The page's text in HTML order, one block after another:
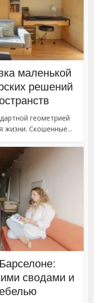
маленькой
решений
геометрией
жизни. Скошенные...
сводами и